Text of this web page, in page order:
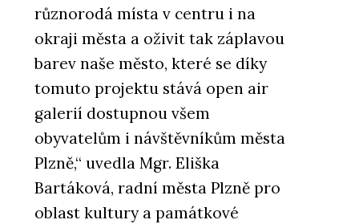
různorodá místa v centru i na
okraji města a oživit tak záplavou
barev naše město, které se díky
tomuto projektu stává open air
galerií dostupnou všem
obyvatelům i návštěvníkům města
Plzně,“ uvedla Mgr. Eliška
Bartáková, radní města Plzně pro
oblast kultury a památkové